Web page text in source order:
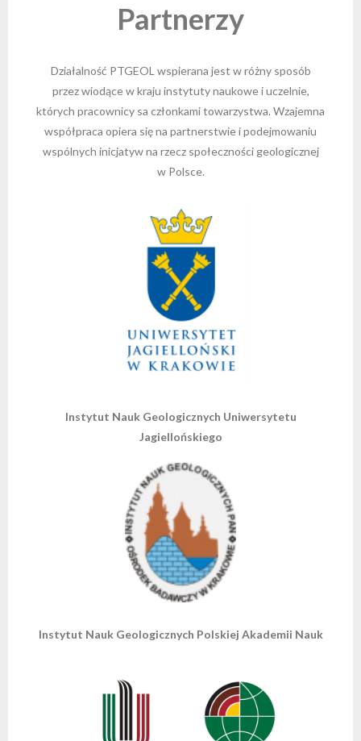
Partnerzy
Działalność PTGEOL wspierana jest w różny sposób
przez wiodące w kraju instytuty naukowe i uczelnie,
których pracownicy sa członkami towarzystwa. Wzajemna
współpraca opiera się na partnerstwie i podejmowaniu
wspólnych inicjatyw na rzecz społeczności geologicznej
w Polsce.
Instytut Nauk Geologicznych Uniwersytetu
Jagiellońskiego
Instytut Nauk Geologicznych Polskiej Akademii Nauk